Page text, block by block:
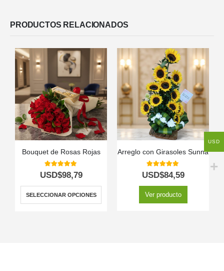
PRODUCTOS RELACIONADOS
Bouquet de Rosas Rojas
5.00out of 5
USD$98,79
SELECCIONAR OPCIONES
Arreglo con Girasoles Sunna
5.00out of 5
USD$84,59
Ver producto
USD